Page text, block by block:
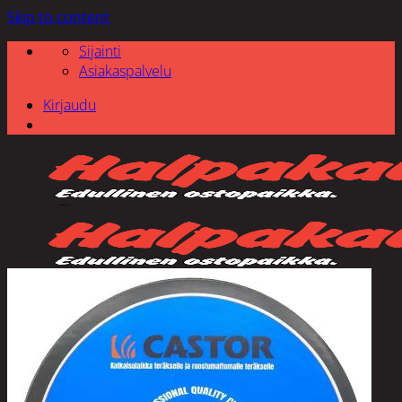
Skip to content
Sijainti
Asiakaspalvelu
Kirjaudu
Etsi: